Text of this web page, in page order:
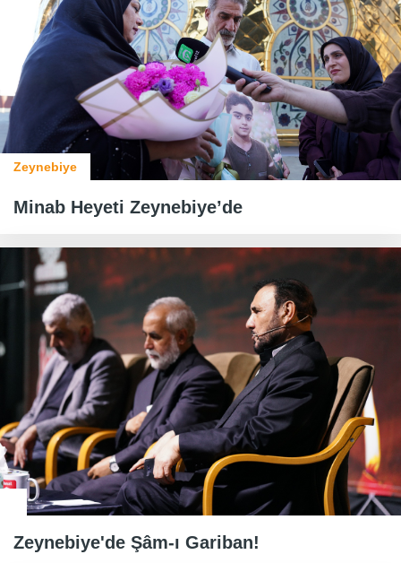
Zeynebiye
Minab Heyeti Zeynebiye’de
Zeynebiye'de Şâm-ı Gariban!